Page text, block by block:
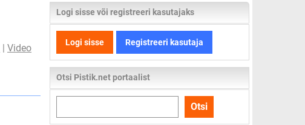
| Video
Logi sisse või registreeri kasutajaks
Logi sisse Registreeri kasutaja
Otsi Pistik.net portaalist
kogu
Otsi